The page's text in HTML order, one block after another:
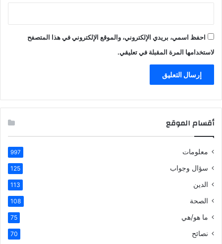
احفظ اسمي، بريدي الإلكتروني، والموقع الإلكتروني في هذا المتصفح
لاستخدامها المرة المقبلة في تعليقي.
أقسام الموقع
معلومات 997
سؤال وجواب 125
الدين 113
الصحة 108
ما هو/هي 75
نصائح 70